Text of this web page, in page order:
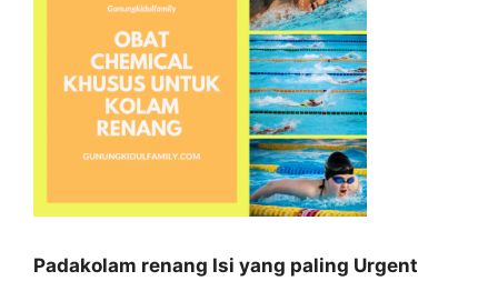
Padakolam renang Isi yang paling Urgent